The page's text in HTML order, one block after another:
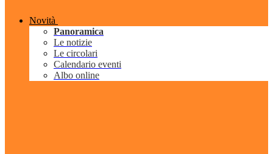
Novità
Panoramica
Le notizie
Le circolari
Calendario eventi
Albo online